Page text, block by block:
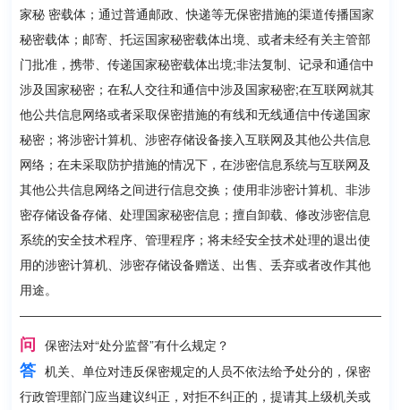
家秘 密载体；通过普通邮政、快递等无保密措施的渠道传播国家
秘密载体；邮寄、托运国家秘密载体出境、或者未经有关主管部
门批准，携带、传递国家秘密载体出境;非法复制、记录和通信中
涉及国家秘密；在私人交往和通信中涉及国家秘密;在互联网就其
他公共信息网络或者采取保密措施的有线和无线通信中传递国家
秘密；将涉密计算机、涉密存储设备接入互联网及其他公共信息
网络；在未采取防护措施的情况下，在涉密信息系统与互联网及
其他公共信息网络之间进行信息交换；使用非涉密计算机、非涉
密存储设备存储、处理国家秘密信息；擅自卸载、修改涉密信息
系统的安全技术程序、管理程序；将未经安全技术处理的退出使
用的涉密计算机、涉密存储设备赠送、出售、丢弃或者改作其他
用途。
问 保密法对“处分监督”有什么规定？
答 机关、单位对违反保密规定的人员不依法给予处分的，保密
行政管理部门应当建议纠正，对拒不纠正的，提请其上级机关或